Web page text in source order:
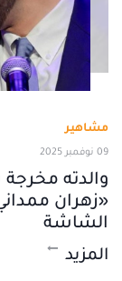
مشاهير
09 نوفمبر 2025
والدته
«زهران
الشاشة
المزيد